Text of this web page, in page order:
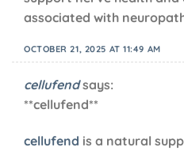
associated with
OCTOBER 21, 2025 AT 11:49 AM
cellufend says:
** cellufend**
cellufend is a natural